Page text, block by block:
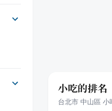
小吃的排名
台北市 中山區 小